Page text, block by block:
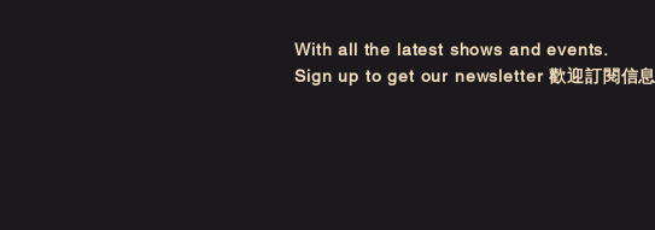
With all the latest shows and events.
Sign up to get our newsletter 歡迎訂閱信息